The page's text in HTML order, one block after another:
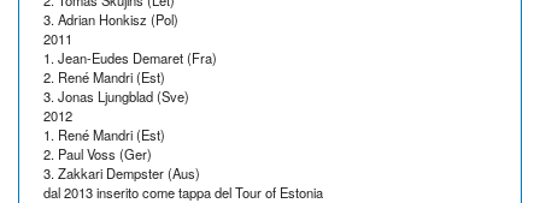
3. Adrian Honkisz (Pol)
2011
1. Jean-Eudes Demaret (Fra)
2. René Mandri (Est)
3. Jonas Ljungblad (Sve)
2012
1. René Mandri (Est)
2. Paul Voss (Ger)
3. Zakkari Dempster (Aus)
dal 2013 inserito come tappa del Tour of Estonia